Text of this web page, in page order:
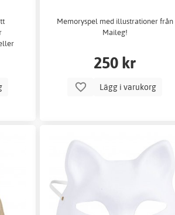
Memoryspel med illustrationer från
Maileg!
250 kr
Lägg i varukorg